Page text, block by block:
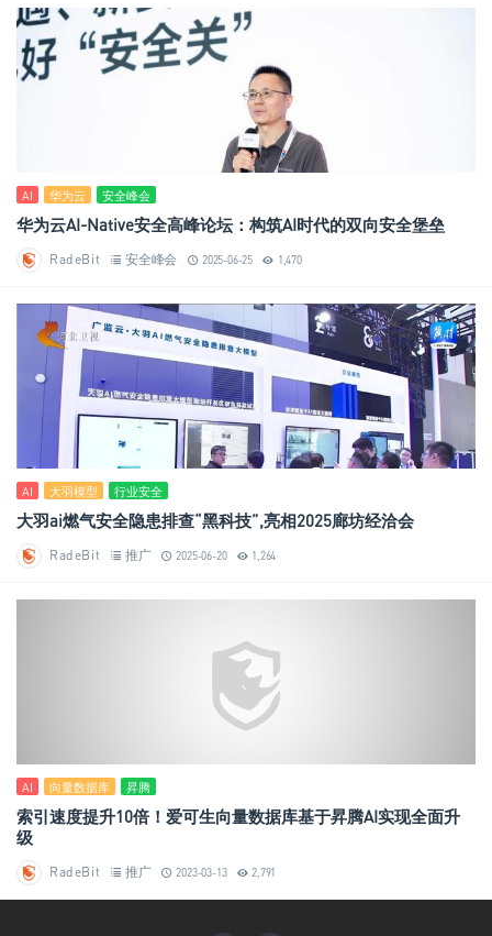
AI 华为云 安全峰会
华为云AI-Native安全高峰论坛：构筑AI时代的双向安全堡垒
RadeBit 安全峰会 2025-06-25 1,470
AI 大羽模型 行业安全
大羽ai燃气安全隐患排查“黑科技”,亮相2025廊坊经洽会
RadeBit 推广 2025-06-20 1,264
AI 向量数据库 昇腾
索引速度提升10倍！爱可生向量数据库基于昇腾AI实现全面升
级
RadeBit 推广 2023-03-13 2,791